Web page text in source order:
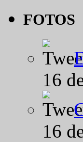
FOTOS
16
16